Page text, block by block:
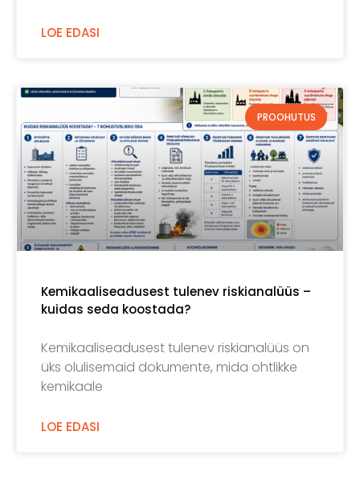
LOE EDASI
PROOHUTUS
Kemikaaliseadusest tulenev riskianalüüs –
kuidas seda koostada?
Kemikaaliseadusest tulenev riskianalüüs on
üks olulisemaid dokumente, mida ohtlikke
kemikaale
LOE EDASI